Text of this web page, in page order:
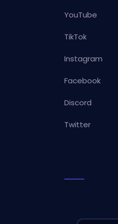
YouTube
TikTok
Instagram
Facebook
Discord
Twitter